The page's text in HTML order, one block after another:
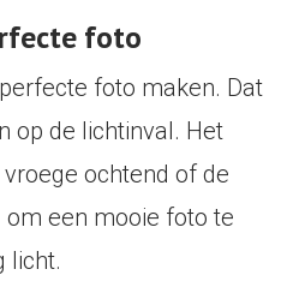
foto
foto maken. Dat
op de lichtinval. Het
ochtend of de
een mooie foto te
licht.